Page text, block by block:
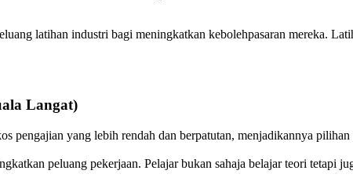
latihan industri bagi meningkatkan kebolehpasaran mereka.
Langat)
pengajian yang lebih rendah dan berpatutan, menjadikannya
peluang pekerjaan. Pelajar bukan sahaja belajar teori tetapi